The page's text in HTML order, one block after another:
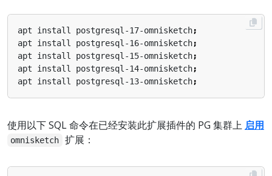
apt install postgresql-17-omnisketch;
apt install postgresql-16-omnisketch;
apt install postgresql-15-omnisketch;
apt install postgresql-14-omnisketch;
apt install postgresql-13-omnisketch;
使用以下 SQL 命令在已经安装此扩展插件的 PG 集群上 启用
omnisketch 扩展：